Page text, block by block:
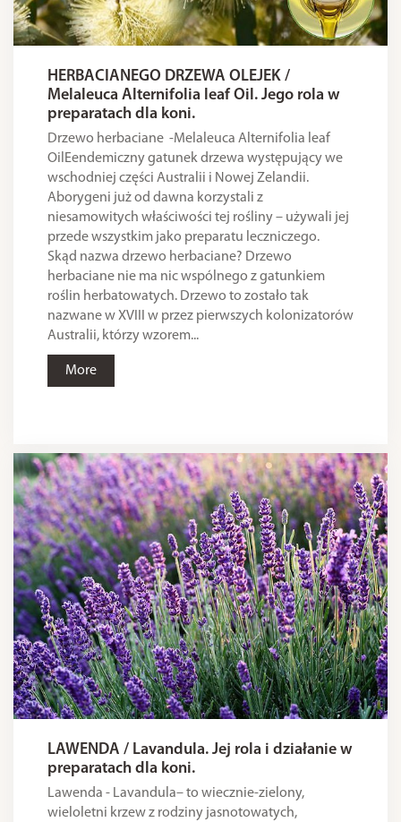
HERBACIANEGO DRZEWA OLEJEK /
Melaleuca Alternifolia leaf Oil. Jego rola w
preparatach dla koni.
Drzewo herbaciane -Melaleuca Alternifolia leaf
OilEendemiczny gatunek drzewa występujący we
wschodniej części Australii i Nowej Zelandii.
Aborygeni już od dawna korzystali z
niesamowitych właściwości tej rośliny – używali jej
przede wszystkim jako preparatu leczniczego.
Skąd nazwa drzewo herbaciane? Drzewo
herbaciane nie ma nic wspólnego z gatunkiem
roślin herbatowatych. Drzewo to zostało tak
nazwane w XVIII w przez pierwszych kolonizatorów
Australii, którzy wzorem...
More
LAWENDA / Lavandula. Jej rola i działanie w
preparatach dla koni.
Lawenda - Lavandula– to wiecznie-zielony,
wieloletni krzew z rodziny jasnotowatych,